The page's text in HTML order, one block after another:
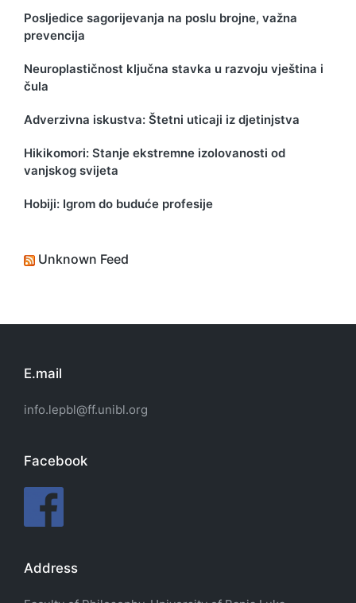
Posljedice sagorijevanja na poslu brojne, važna
prevencija
Neuroplastičnost ključna stavka u razvoju vještina i
čula
Adverzivna iskustva: Štetni uticaji iz djetinjstva
Hikikomori: Stanje ekstremne izolovanosti od
vanjskog svijeta
Hobiji: Igrom do buduće profesije
Unknown Feed
E.mail
info.lepbl@ff.unibl.org
Facebook
Address